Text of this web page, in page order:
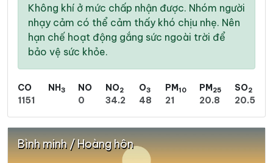
Không khí ở mức chấp nhận được. Nhóm người
nhạy cảm có thể cảm thấy khó chịu nhẹ. Nên
hạn chế hoạt động gắng sức ngoài trời để
bảo vệ sức khỏe.
CO
1151
NH3
NO
0
NO2
34.2
O3
48
PM10
21
PM25
20.8
SO2
20.5
Bình minh / Hoàng hôn